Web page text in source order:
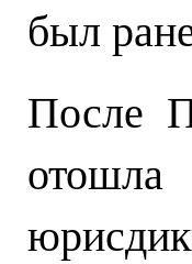
был
После